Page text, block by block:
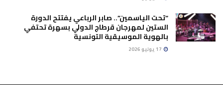
“تحت الياسمين”.. صابر الرباعي يفتتح الدورة
الستين لمهرجان قرطاج الدولي بسهرة تحتفي
بالهوية الموسيقية التونسية